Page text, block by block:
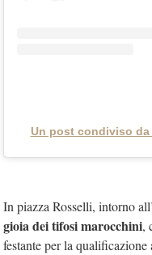
Un post condiviso da
In piazza Rosselli, intorno
gioia dei tifosi marocchini,
festante per la qualificazione